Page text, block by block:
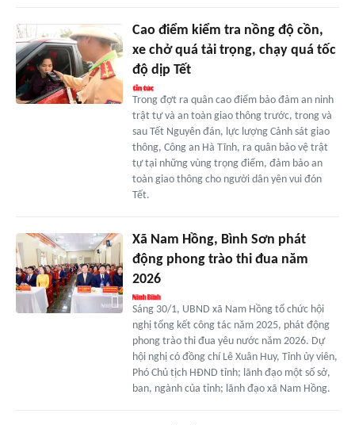
Cao điểm kiểm tra nồng độ cồn,
xe chở quá tải trọng, chạy quá tốc
độ dịp Tết
Trong đợt ra quân cao điểm bảo đảm an ninh
trật tự và an toàn giao thông trước, trong và
sau Tết Nguyên đán, lực lượng Cảnh sát giao
thông, Công an Hà Tĩnh, ra quân bảo vệ trật
tự tại những vùng trọng điểm, đảm bảo an
toàn giao thông cho người dân yên vui đón
Tết.
Xã Nam Hồng, Bình Sơn phát
động phong trào thi đua năm
2026
Sáng 30/1, UBND xã Nam Hồng tổ chức hội
nghị tổng kết công tác năm 2025, phát động
phong trào thi đua yêu nước năm 2026. Dự
hội nghị có đồng chí Lê Xuân Huy, Tỉnh ủy viên,
Phó Chủ tịch HĐND tỉnh; lãnh đạo một số sở,
ban, ngành của tỉnh; lãnh đạo xã Nam Hồng.